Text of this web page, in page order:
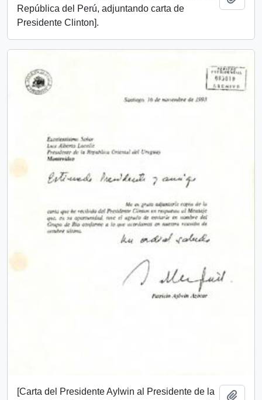
República del Perú, adjuntando carta de
Presidente Clinton].
[Carta del Presidente Aylwin al Presidente de la